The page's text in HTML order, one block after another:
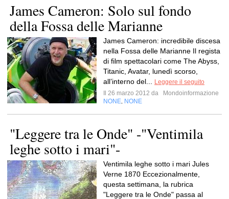
James Cameron: Solo sul fondo
della Fossa delle Marianne
James Cameron: incredibile discesa
nella Fossa delle Marianne Il regista
di film spettacolari come The Abyss,
Titanic, Avatar, lunedì scorso,
all’interno del...
Leggere il seguito
Il 26 marzo 2012 da
Mondoinformazione
NONE NONE
"Leggere tra le Onde" -"Ventimila
leghe sotto i mari"-
Ventimila leghe sotto i mari Jules
Verne 1870 Eccezionalmente,
questa settimana, la rubrica
"Leggere tra le Onde" passa al